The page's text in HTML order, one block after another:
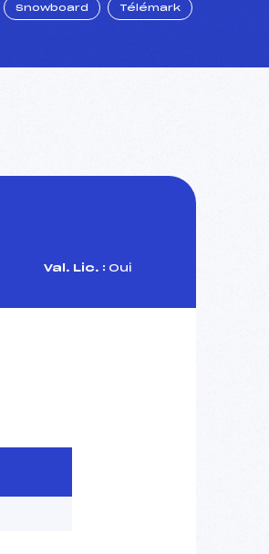
Snowboard Télémark
Val. Lic. : Oui